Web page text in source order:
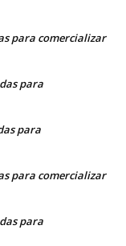
para comercializar
para
para
para comercializar
para